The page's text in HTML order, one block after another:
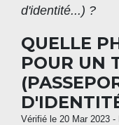
d'identité...) ?
QUELLE
POUR UN
Vérifié le 20 Mar 2023